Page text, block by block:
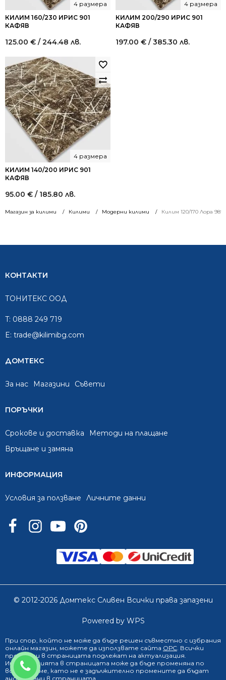
0888 249 719
Магазин за килими Килими Модерни килими Килим 120/170 Лора
КИЛИМ 160/230 ИРИС 901
КАФЯВ
4 размера
125.00 € / 244.48 лв.
КИЛИМ 200/290 ИРИС 901
КАФЯВ
4 размера
197.00 € / 385.30 лв.
КИЛИМ 140/200 ИРИС 901
КАФЯВ
4 размера
95.00 € / 185.80 лв.
КОНТАКТИ
ТОНИТЕКС ООД
T: 0888 249 719
E: trade@kilimibg.com
ДОМТЕКС
За нас Mагазини Съвети
ПОРЪЧКИ
Срокове и доставка
Методи на плащане
Връщане и замяна
ИНФОРМАЦИЯ
Условия за ползване Личните данни
© 2012-2026 Домтекс Сливен Всички права запазени
Powered by WPS
При спор, който не може да бъде решен съвместно с избрания
онлайн магазин, можете да използвате сайта ОРС. Всички
продукти в страницата подлежат на актуализация.
Информацията в страницата може да бъде променяна по
всяко време, като не е задължително промените да бъдат
анонсирани в страницата.